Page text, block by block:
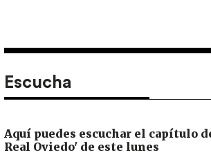
Escucha
Aquí puedes escuchar el capítulo
Real Oviedo' de este lunes